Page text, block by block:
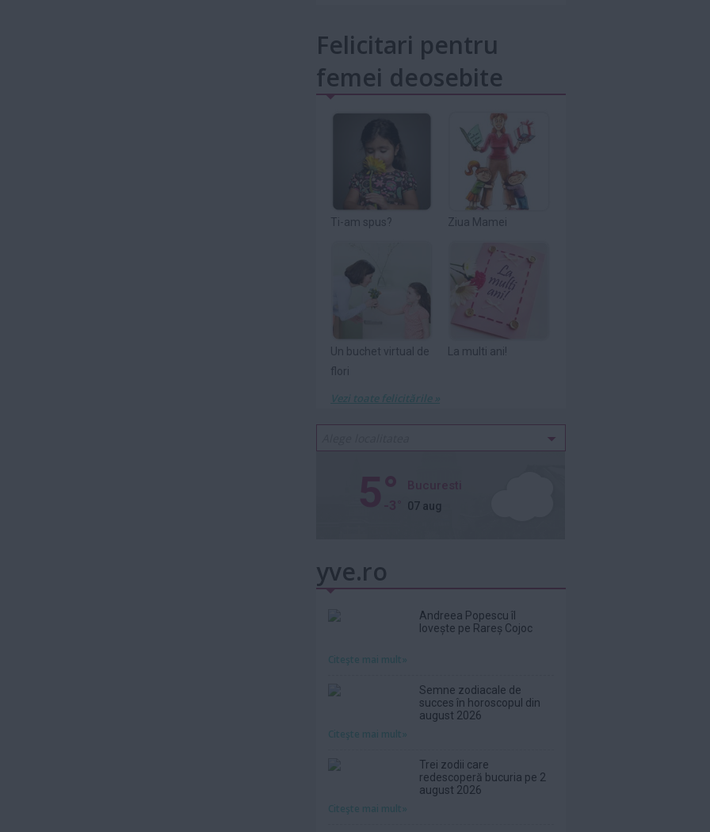
Felicitari pentru
femei deosebite
Ti-am spus? Ziua Mamei
Un buchet virtual de
flori
La multi ani!
Vezi toate felicitările »
07 aug
yve.ro
Andreea Popescu îl
lovește pe Rareș Cojoc
Citeşte mai mult»
Semne zodiacale de
succes în horoscopul din
august 2026
Citeşte mai mult»
Trei zodii care
redescoperă bucuria pe 2
august 2026
Citeşte mai mult»